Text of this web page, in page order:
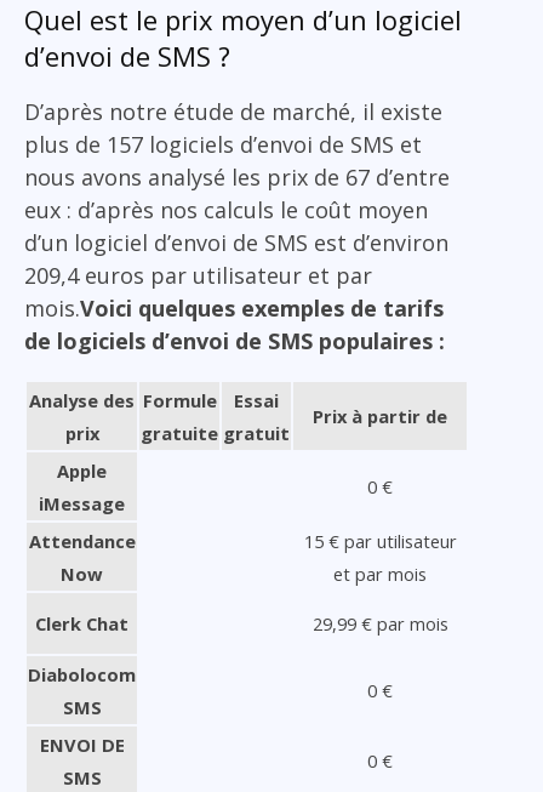
Quel est le prix moyen d’un logiciel
d’envoi de SMS ?
D’après notre étude de marché, il existe
plus de 157 logiciels d’envoi de SMS et
nous avons analysé les prix de 67 d’entre
eux : d’après nos calculs le coût moyen
d’un logiciel d’envoi de SMS est d’environ
209,4 euros par utilisateur et par
mois.Voici quelques exemples de tarifs
de logiciels d’envoi de SMS populaires :
Analyse des
prix
Formule
gratuite
Essai
gratuit
Prix à partir de
Apple
iMessage
0 €
Attendance
Now
15 € par utilisateur
et par mois
Clerk Chat 29,99 € par mois
Diabolocom
SMS
0 €
ENVOI DE
SMS
0 €